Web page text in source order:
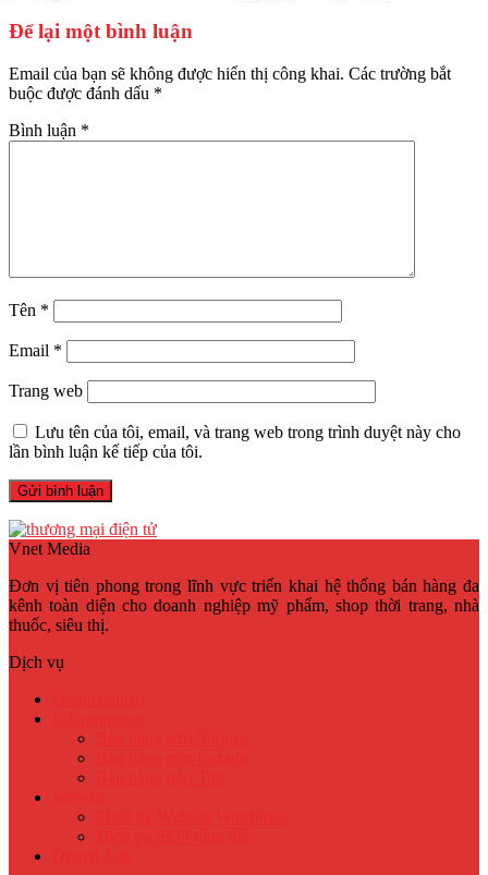
Để lại một bình luận
Email của bạn sẽ không được hiển thị công khai. Các trường bắt
buộc được đánh dấu *
Bình luận *
Tên *
Email *
Trang web
Lưu tên của tôi, email, và trang web trong trình duyệt này cho
lần bình luận kế tiếp của tôi.
Vnet Media
Đơn vị tiên phong trong lĩnh vực triển khai hệ thống bán hàng đa
kênh toàn diện cho doanh nghiệp mỹ phẩm, shop thời trang, nhà
thuốc, siêu thị.
Dịch vụ